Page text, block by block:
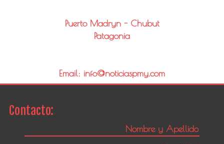
Puerto Madryn - Chubut
Patagonia
Email: info@noticiaspmy.com
Contacto: